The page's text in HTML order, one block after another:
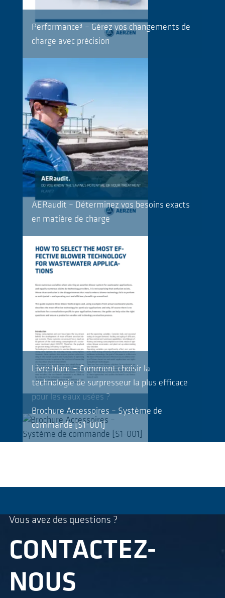
Performance³ – Gérez vos changements de
charge avec précision
AERaudit – Déterminez vos besoins exacts
en matière de charge
Livre blanc – Comment choisir la
technologie de surpresseur la plus efficace
pour les eaux usées ?
Brochure Accessoires – Système de
commande [S1-001]
Vous avez des questions ?
CONTACTEZ-
NOUS